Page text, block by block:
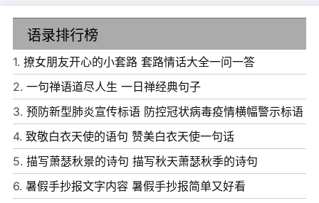
6、知道自己有能力就别一生堕落成垃圾
7、我倒数第一，语文零分，数学零分，英语全是选择题，
我成功的错过了所有正确答案。2020我中考，完全没希望.
语录排行榜
1. 撩女朋友开心的小套路 套路情话大全一问一答
2. 一句禅语道尽人生 一日禅经典句子
3. 预防新型肺炎宣传标语 防控冠状病毒疫情横幅警示标语
4. 致敬白衣天使的语句 赞美白衣天使一句话
5. 描写萧瑟秋景的诗句 描写秋天萧瑟秋季的诗句
6. 暑假手抄报文字内容 暑假手抄报简单又好看